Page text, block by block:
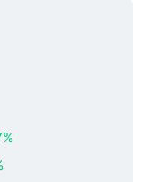
virkelige